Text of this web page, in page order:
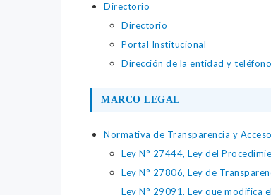
Directorio
Directorio
Portal Institucional
Dirección de la entidad y
MARCO LEGAL
Normativa de Transparencia y
Ley N° 27444, Ley del
Ley N° 27806, Ley de
Ley N° 29091, Ley que modifica